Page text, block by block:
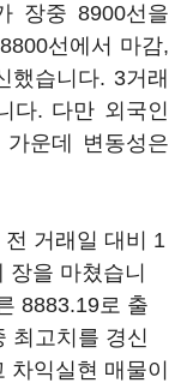
장중 8900선을
선에서 마감,
했습니다. 3거래
다. 다만 외국인
운데 변동성은
거래일 대비 1
을 마쳤습니
8883.19로 출
최고치를 경신
익실현 매물이